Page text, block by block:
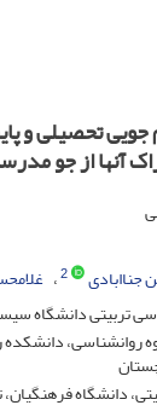
تحصیلی و
آنها از جو
جناابادی 2
تربیتی دانشگاه
روانشناسی، دانشکده
دانشگاه فرهنگیان،